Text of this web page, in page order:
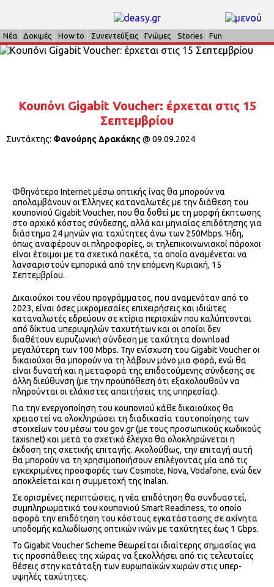
Νέα Δοκιμές How to Συνεντεύξεις Γνώμες Stories Fun
Κουπόνι Gigabit Voucher: έρχεται στις 15
Σεπτεμβρίου
Συντάκτης: Φανούρης Δρακάκης @ 09.09.2024
Φθηνότερο Internet μέσω οπτικής ίνας θα μπορούν να
απολαμβάνουν οι Έλληνες καταναλωτές με την διάθεση του
κουπονιού Gigabit Voucher, που θα δοθεί με τη μορφή έκπτωσης
στο αρχικό κόστος σύνδεσης, αλλά και μηνιαίας επιδότησης για
διάστημα 24 μηνών για ταχύτητες άνω των 250Μbps. Ήδη,
όπως αναφέρουν οι πληροφορίες, οι τηλεπικοινωνιακοί πάροχοι
είναι έτοιμοι με τα σχετικά πακέτα, τα οποία αναμένεται να
λανσαριστούν εμπορικά από την επόμενη Κυριακή, 15
Σεπτεμβρίου.
Δικαιούχοι του νέου προγράμματος, που αναμενόταν από το
2023, είναι όσες μικρομεσαίες επιχειρήσεις και ιδιώτες
καταναλωτές εδρεύουν σε κτίρια περιοχών που καλύπτονται
από δίκτυα υπερυψηλών ταχυτήτων και οι οποίοι δεν
διαθέτουν ευρυζωνική σύνδεση με ταχύτητα download
μεγαλύτερη των 100 Mbps. Την ενίσχυση του Gigabit Voucher οι
δικαιούχοι θα μπορούν να τη λάβουν μόνο μια φορά, ενώ θα
είναι δυνατή και η μεταφορά της επιδοτούμενης σύνδεσης σε
άλλη διεύθυνση (με την προϋπόθεση ότι εξακολουθούν να
πληρούνται οι ελάχιστες απαιτήσεις της υπηρεσίας).
Για την ενεργοποίηση του κουπονιού κάθε δικαιούχος θα
χρειαστεί να ολοκληρώσει τη διαδικασία ταυτοποίησης των
στοιχείων του μέσω του gov.gr (με τους προσωπικούς κωδικούς
taxisnet) και μετά το σχετικό έλεγχο θα ολοκληρώνεται η
έκδοση της σχετικής επιταγής. Ακολούθως, την επιταγή αυτή
θα μπορούν να τη χρησιμοποιήσουν επιλέγοντας μία από τις
εγκεκριμένες προσφορές των Cosmote, Nova, Vodafone, ενώ δεν
αποκλείεται και η συμμετοχή της Inalan.
Σε ορισμένες περιπτώσεις, η νέα επιδότηση θα συνδυαστεί,
συμπληρωματικά του κουπονιού Smart Readiness, το οποίο
αφορά την επιδότηση του κόστους εγκατάστασης σε ακίνητα
υποδομής καλωδίωσης οπτικών ινών με ταχύτητες έως 1 Gbps.
Το Gigabit Voucher Scheme θεωρείται ιδιαίτερης σημασίας για
τις προσπάθειες της χώρας να ξεκολλήσει από τις τελευταίες
θέσεις στην κατάταξη των ευρωπαϊκών χωρών στις υπερ-
υψηλές ταχύτητες.